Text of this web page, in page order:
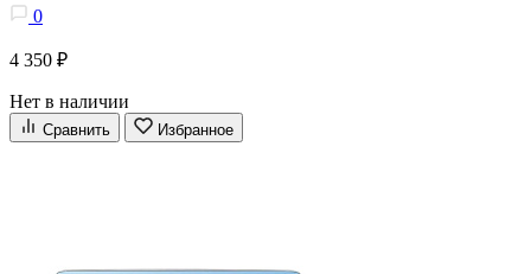
0
4 350 ₽
Нет в наличии
Сравнить Избранное